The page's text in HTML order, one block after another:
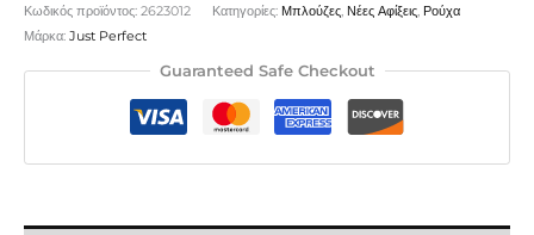
Κωδικός προϊόντος: 2623012 Κατηγορίες: Μπλούζες Νέες Αφίξεις Ρούχα
Μάρκα: Just Perfect
Guaranteed Safe Checkout